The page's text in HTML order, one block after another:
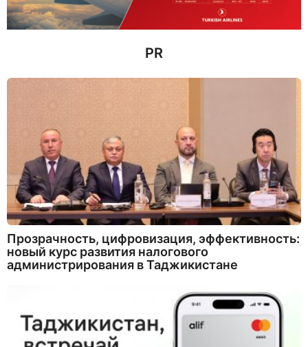
д
PR
Прозрачность, цифровизация, эффективность:
новый курс развития налогового
администрирования в Таджикистане